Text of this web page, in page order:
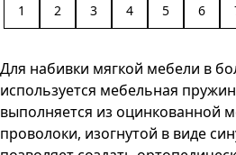
1 2 3 4 5 6
Для набивки мягкой мебели в
используется мебельная
выполняется из оцинкованной
проволоки, изогнутой в виде